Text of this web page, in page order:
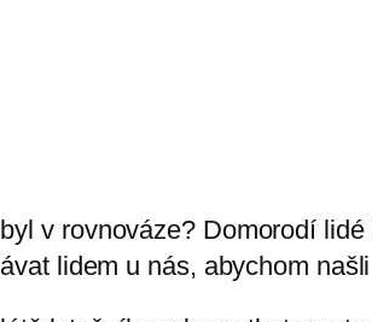
v rovnováze? Domorodí
lidem u nás, abychom